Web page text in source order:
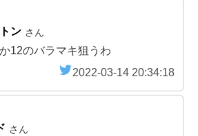
ン さん
12のバラマキ狙うわ
2022-03-14 20:34:18
さん